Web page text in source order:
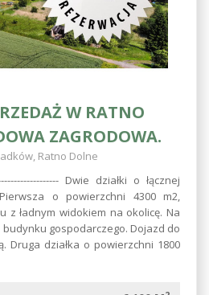
W RATNO
ZAGRODOWA.
Ratno Dolne
Dwie działki o łącznej
o powierzchni 4300 m2,
z ładnym widokiem na okolicę. Na
budynku gospodarczego. Dojazd do
Druga działka o powierzchni 1800